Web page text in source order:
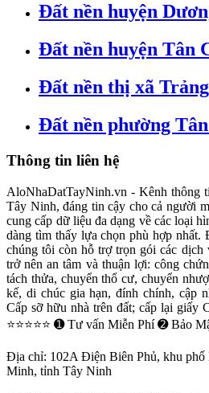
Đất nền huyện
Đất nền huyện Tân
Đất nền thị xã
Đất nền phường
Thông tin liên hệ
AloNhaDatTayNinh.vn - Kênh thông
Tây Ninh, đáng tin cậy cho cả người
cung cấp dữ liệu đa dạng về các loại
dàng tìm thấy lựa chọn phù hợp nhất.
chúng tôi còn hỗ trợ trọn gói các
trở nên an tâm và thuận lợi: công
tách thửa, chuyển thổ cư, chuyển
kế, di chúc gia hạn, đính chính, cập
Cấp sỡ hữu nhà trên đất; cấp lại giấy
⭐⭐⭐⭐⭐ ➊ Tư vấn Miễn Phí ➋ Bảo
Địa chỉ: 102A Điện Biên Phủ, khu
Minh, tỉnh Tây Ninh